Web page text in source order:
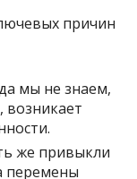
причин
мы не знаем,
возникает
же привыкли
перемены